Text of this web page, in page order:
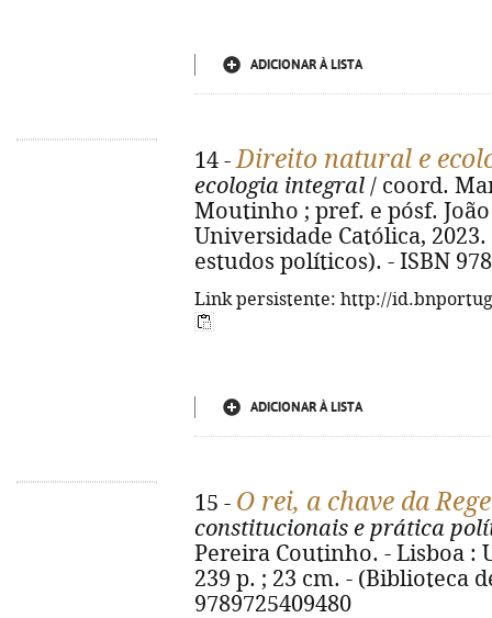
ADICIONAR À LISTA
14 -Direito natural e
ecologia integral / coord.
Moutinho ; pref. e pósf.
Universidade Católica,
estudos políticos). - ISBN
Link persistente: http://
ADICIONAR À LISTA
15 - O rei, a chave da
constitucionais e prática
Pereira Coutinho. - Lisboa :
239 p. ; 23 cm. - (Biblioteca
9789725409480